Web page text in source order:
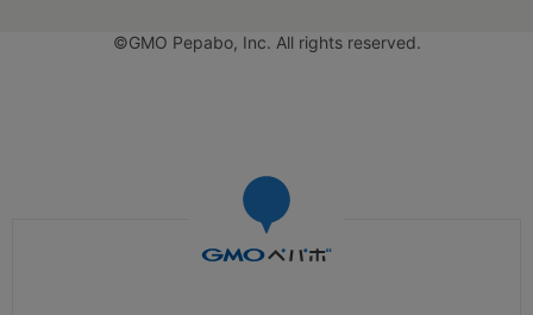
©GMO Pepabo, Inc. All rights reserved.